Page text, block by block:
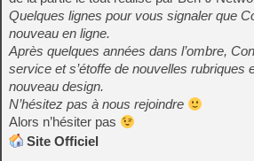
Quelques lignes pour vous signaler que
nouveau en ligne.
Après quelques années dans l’ombre,
service et s’étoffe de nouvelles rubriques
nouveau design.
N’hésitez pas à nous rejoindre
Alors n’hésiter pas
Site Officiel